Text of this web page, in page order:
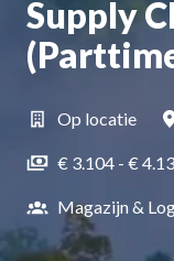
Supply
Op locatie
€ 3.104 - €
Magazijn &